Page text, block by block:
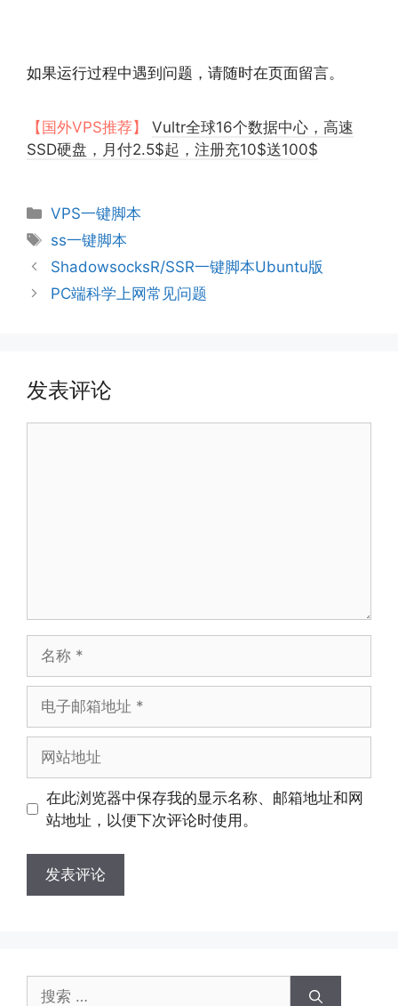
如果运行过程中遇到问题，请随时在页面留言。
【国外VPS推荐】
Vultr全球16个数据中心，高速
SSD硬盘，月付2.5$起，注册充10$送100$
分
VPS一键脚本
标
签
ss一键脚本
ShadowsocksR/SSR一键脚本Ubuntu版
PC端科学上网常见问题
发表评论
邮
地
址
址
在此浏览器中保存我的显示名称、邮箱地址和网
站地址，以便下次评论时使用。